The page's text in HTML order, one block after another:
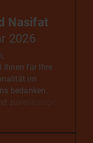
Nasifat
2026
Ihnen für Ihre
im
bedanken.
zuverlässige
dazu